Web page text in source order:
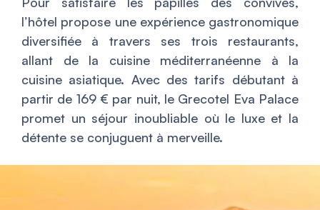
l’hôtel propose une expérience gastronomique
diversifiée à travers ses trois restaurants,
allant de la cuisine méditerranéenne à la
cuisine asiatique. Avec des tarifs débutant à
partir de 169 € par nuit, le Grecotel Eva Palace
promet un séjour inoubliable où le luxe et la
détente se conjuguent à merveille.